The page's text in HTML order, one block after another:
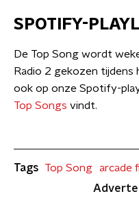
SPOTIFY-
De Top Song wordt
Radio 2 gekozen
ook op onze Spotify-
Top Songs vindt.
Tags Top Song
arcade